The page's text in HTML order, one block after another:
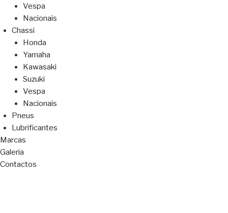
Vespa
Nacionais
Chassi
Honda
Yamaha
Kawasaki
Suzuki
Vespa
Nacionais
Pneus
Lubrificantes
Marcas
Galeria
Contactos